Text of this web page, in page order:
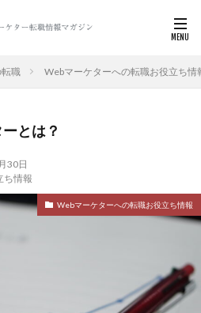
職 Webマーケターへの転職お役立ち情
とは？
30日
ち情報
Webマーケターへの転職お役立ち情報